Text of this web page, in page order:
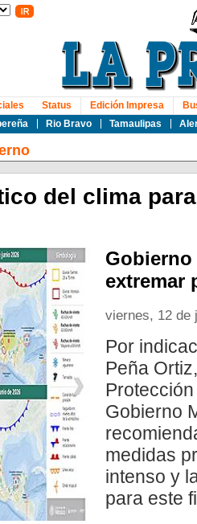
Rio Bravo Tamaulipas
Status Edición Impresa
del clima
Gobierno
extremar
viernes, 12 de
Por
Peña
Gobierno
medidas
intenso y
para este